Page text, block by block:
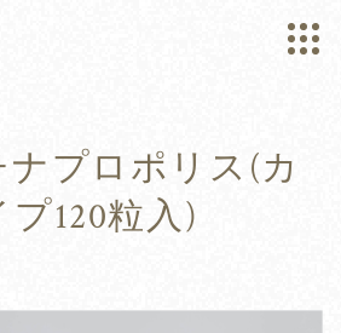
プロポリス(カ
プ120粒入)